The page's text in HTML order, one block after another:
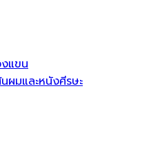
แขน
มและหนังศีรษะ